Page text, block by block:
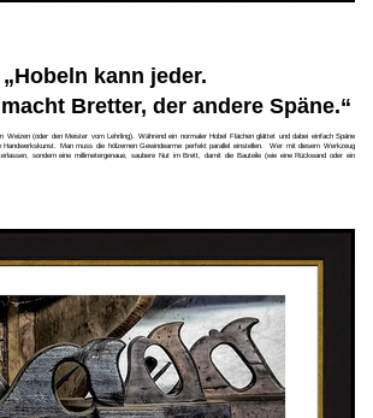
„Hobeln kann jeder.
Bretter, der andere Späne.“
Weizen (oder den Meister vom Lehrling). Während ein normaler Hobel Flächen glättet und dabei einfach Späne
Man muss die hölzernen Gewindearme perfekt parallel einstellen. Wer mit diesem Werkzeug
sondern eine millimetergenaue, saubere Nut im Brett, damit die Bauteile (wie eine Rückwand oder ein